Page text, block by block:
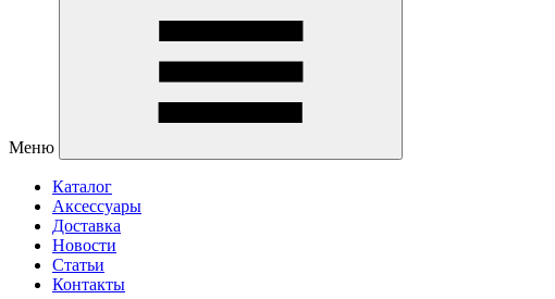
Меню
Каталог
Аксессуары
Доставка
Новости
Статьи
Контакты